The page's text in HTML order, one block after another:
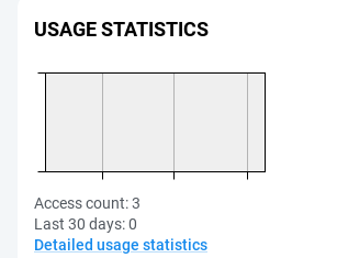
USAGE STATISTICS
Access count:3
Last 30 days:0
Detailed usage statistics